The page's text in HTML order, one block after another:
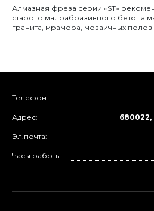
Алмазная фреза серии «ST»
старого малоабразивного бетона
гранита, мрамора, мозаичных
Телефон:
Адрес: 680022,
Эл.почта:
Часы работы: